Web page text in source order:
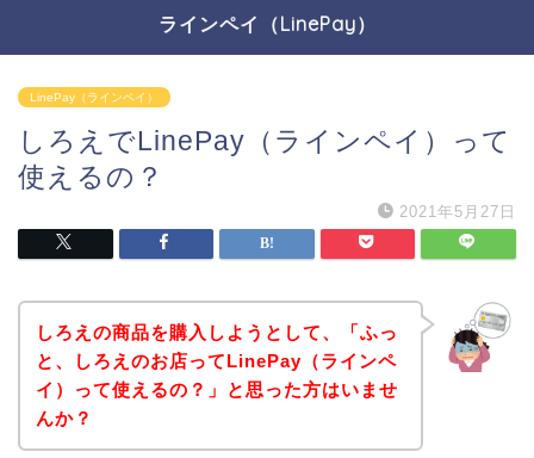
ラインペイ（LinePay）
LinePay（ラインペイ）
しろえでLinePay（ラインペイ）って
使えるの？
2021年5月27日
しろえの商品を購入しようとして、「ふっ
と、しろえのお店ってLinePay（ラインペ
イ）って使えるの？」と思った方はいませ
んか？